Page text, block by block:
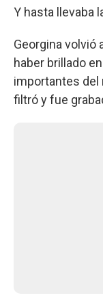
Y hasta llevaba
Georgina volvió
haber brillado
importantes del
filtró y fue